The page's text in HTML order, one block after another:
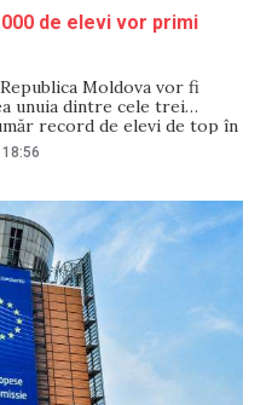
de elevi vor primi
Moldova vor fi
unuia dintre cele trei
record de elevi de top în
Naționale de
18:56